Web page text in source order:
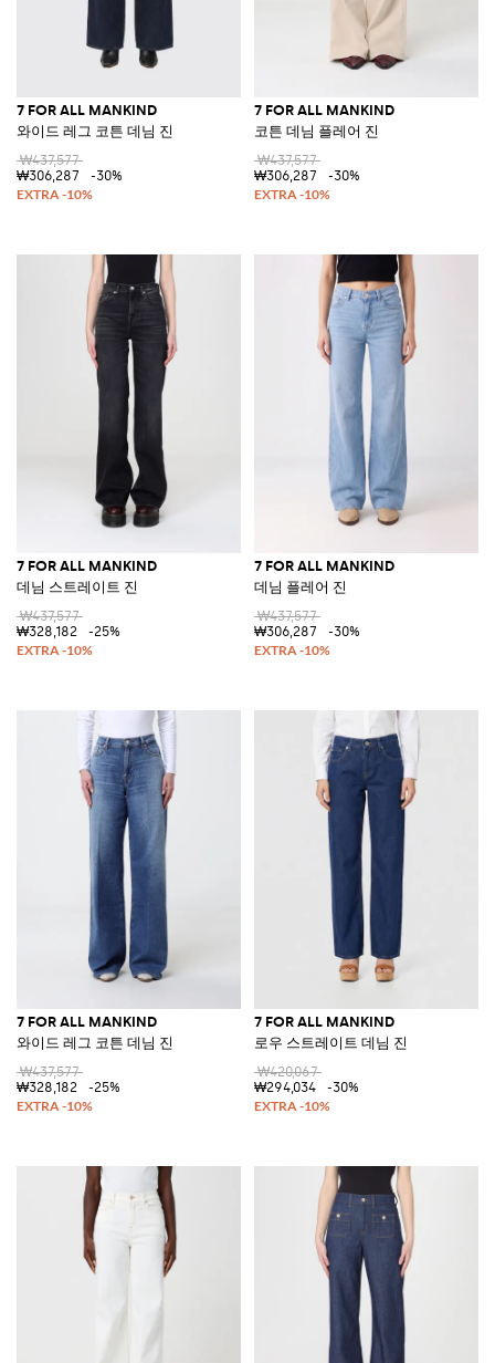
7 FOR ALL MANKIND
와이드 레그 코튼 데님 진
₩437,577
₩306,287
-30%
7 FOR ALL MANKIND
코튼 데님 플레어 진
₩437,577
₩306,287
-30%
7 FOR ALL MANKIND
데님 스트레이트 진
₩437,577
₩328,182
-25%
7 FOR ALL MANKIND
데님 플레어 진
₩437,577
₩306,287
-30%
7 FOR ALL MANKIND
와이드 레그 코튼 데님 진
₩437,577
₩328,182
-25%
7 FOR ALL MANKIND
로우 스트레이트 데님 진
₩420,067
₩294,034
-30%